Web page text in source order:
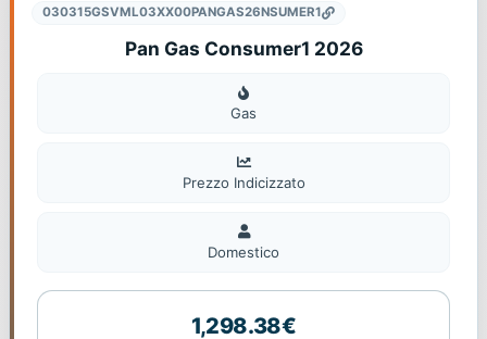
030315GSVML03XX00PANGAS26NSUMER1
Pan Gas Consumer1 2026
Gas
Gas
Prezzo Indicizzato
Domestico
Domestico
1,298.38€